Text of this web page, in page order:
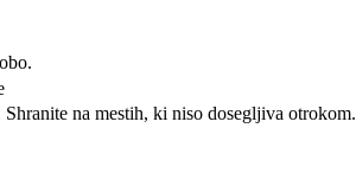
na mestih, ki niso dosegljiva otrokom.